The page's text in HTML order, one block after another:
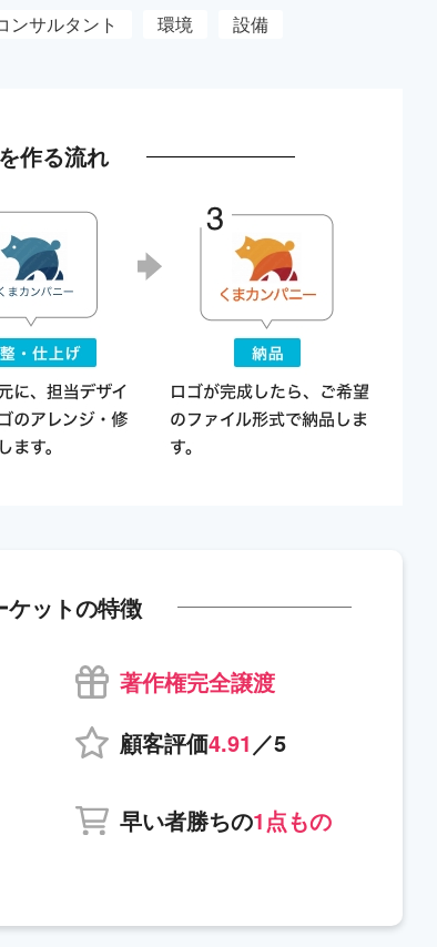
ンサルタント 環境 設備
作る流れ
ケットの特徴
著作権完全譲渡
顧客評価4.91 ／5
早い者勝ちの1点もの